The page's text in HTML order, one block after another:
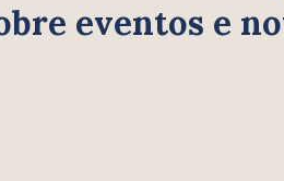
eventos e